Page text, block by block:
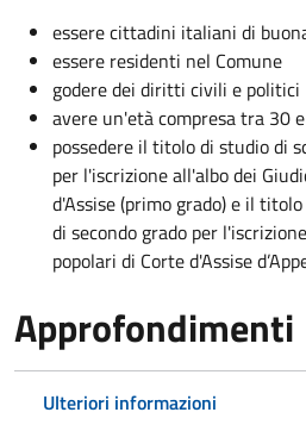
essere cittadini italiani di
essere residenti nel Comune
godere dei diritti civili e politici
avere un'età compresa tra 30
possedere il titolo di studio di
per l'iscrizione all'albo dei
d'Assise (primo grado) e il
di secondo grado per
popolari di Corte d'Assise
Approfondimenti
Ulteriori informazioni